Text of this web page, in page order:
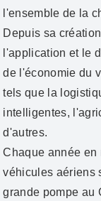
l'ensemble de la
Depuis sa
l'application et le
de l'économie du
tels que la
intelligentes,
d'autres.
Chaque année en
véhicules aériens
grande pompe au